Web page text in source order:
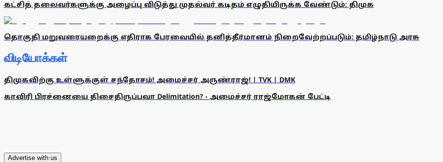
கட்சித் தலைவர்களுக்கு அழைப்பு விடுத்து முதல்வர் கடிதம் எழுதியிருக்க வேண்டும்: திமுக
தொகுதி மறுவரையறைக்கு எதிராக பேரவையில் தனித்தீர்மானம் நிறைவேற்றப்படும்: தமிழ்நாடு அரசு
விடியோக்கள்
திமுகவிற்கு உள்ளுக்குள் சந்தோசம்! அமைச்சர் அருண்ராஜ்! | TVK | DMK
காவிரி பிரச்னையை திசைதிருப்பவா Delimitation? - அமைச்சர் ராஜ்மோகன் பேட்டி
Advertise with us